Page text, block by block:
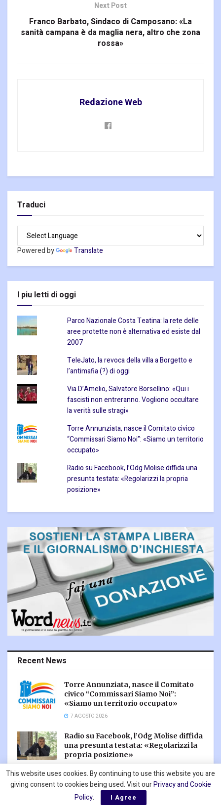
Next Post
Franco Barbato, Sindaco di Camposano: «La
sanità campana è da maglia nera, altro che zona
rossa»
Redazione Web
Traduci
Powered by Translate
I piu letti di oggi
Parco Nazionale Costa Teatina: la rete delle
aree protette non è alternativa ed esiste dal
2007
TeleJato, la revoca della villa a Borgetto e
l’antimafia (?) di oggi
Via D’Amelio, Salvatore Borsellino: «Qui i
fascisti non entreranno. Vogliono occultare
la verità sulle stragi»
Torre Annunziata, nasce il Comitato civico
“Commissari Siamo Noi”: «Siamo un territorio
occupato»
Radio su Facebook, l’Odg Molise diffida una
presunta testata: «Regolarizzi la propria
posizione»
Recent News
Torre Annunziata, nasce il Comitato
civico “Commissari Siamo Noi”:
«Siamo un territorio occupato»
7 AGOSTO 2026
Radio su Facebook, l’Odg Molise diffida
una presunta testata: «Regolarizzi la
propria posizione»
TeleJato, la revoca della villa a
Borgetto e l’antimafia (?) di oggi
This website uses cookies. By continuing to use this website you are
giving consent to cookies being used. Visit ourPrivacy and Cookie
Policy. I Agree